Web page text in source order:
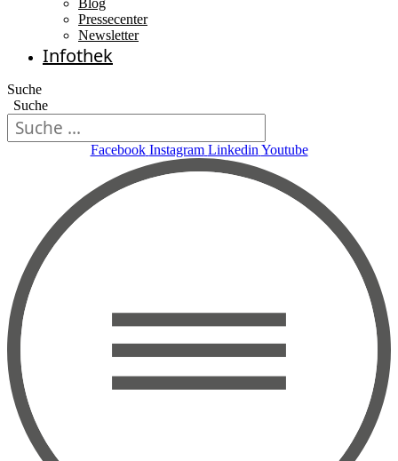
Blog
Pressecenter
Newsletter
Infothek
Suche
Suche
Facebook Instagram Linkedin Youtube